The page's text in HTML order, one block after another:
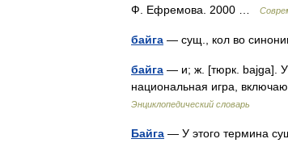
Ф. Ефремова. 2000 …
байга — сущ., кол во
байга — и; ж. [тюрк. bajga].
национальная игра,
Энциклопедический словарь
Байга — У этого термина